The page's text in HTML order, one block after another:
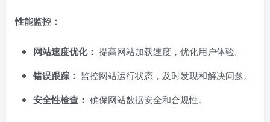
性能监控：
网站速度优化： 提高网站加载速度，优化用户体验。
错误跟踪： 监控网站运行状态，及时发现和解决问题。
安全性检查： 确保网站数据安全和合规性。